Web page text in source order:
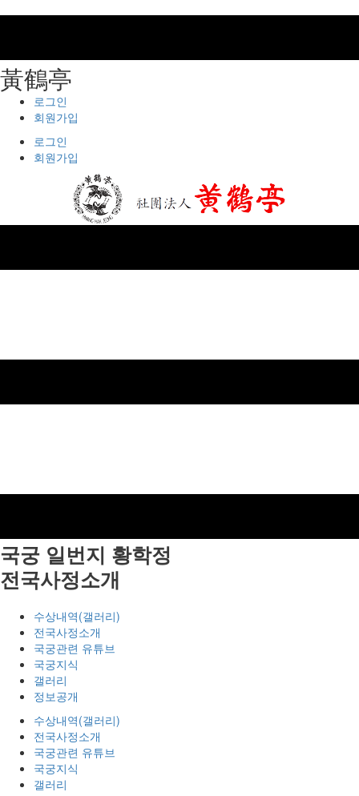
⿈鶴亭
로그인
회원가입
로그인
회원가입
국궁 일번지 황학정
전국사정소개
수상내역(갤러리)
전국사정소개
국궁관련 유튜브
국궁지식
갤러리
정보공개
수상내역(갤러리)
전국사정소개
국궁관련 유튜브
국궁지식
갤러리